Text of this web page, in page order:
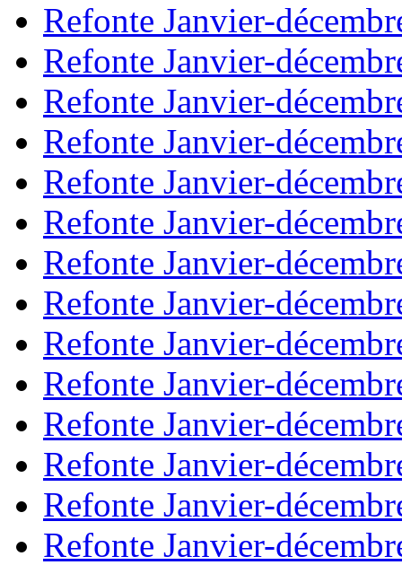
Refonte Janvier-
Refonte Janvier-
Refonte Janvier-
Refonte Janvier-
Refonte Janvier-
Refonte Janvier-
Refonte Janvier-
Refonte Janvier-
Refonte Janvier-
Refonte Janvier-
Refonte Janvier-
Refonte Janvier-
Refonte Janvier-
Refonte Janvier-